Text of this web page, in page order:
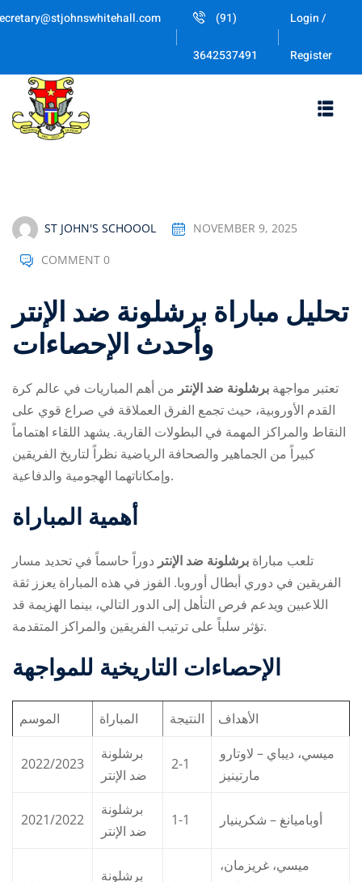
Skip
(91)
3642537491
Login /
Register
ST JOHN'S SCHOOOL NOVEMBER 9, 2025
COMMENT 0
تحليل مباراة برشلونة ضد الإنتر
وأحدث الإحصاءات
تعتبر مواجهة برشلونة ضد الإنتر من أهم المباريات في عالم كرة
القدم الأوروبية، حيث تجمع الفرق العملاقة في صراع قوي على
النقاط والمراكز المهمة في البطولات القارية. يشهد اللقاء اهتماماً
كبيراً من الجماهير والصحافة الرياضية نظراً لتاريخ الفريقين
وإمكاناتهما الهجومية والدفاعية.
أهمية المباراة
تلعب مباراة برشلونة ضد الإنتر دوراً حاسماً في تحديد مسار
الفريقين في دوري أبطال أوروبا. الفوز في هذه المباراة يعزز ثقة
اللاعبين ويدعم فرص التأهل إلى الدور التالي، بينما الهزيمة قد
تؤثر سلباً على ترتيب الفريقين والمراكز المتقدمة.
الإحصاءات التاريخية للمواجهة
الموسم المباراة النتيجة الأهداف
2022/2023
برشلونة
ضد الإنتر
2-1
ميسي، ديباي – لاوتارو
مارتينيز
2021/2022
برشلونة
ضد الإنتر
1-1 أوباميانغ – شكرينيار
برشلونة
ميسي، غريزمان،